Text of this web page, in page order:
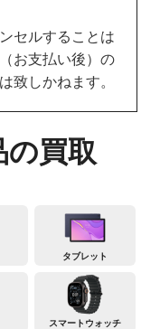
セルすることは
お支払い後）の
致しかねます。
の買取
タブレット
スマートウォッチ